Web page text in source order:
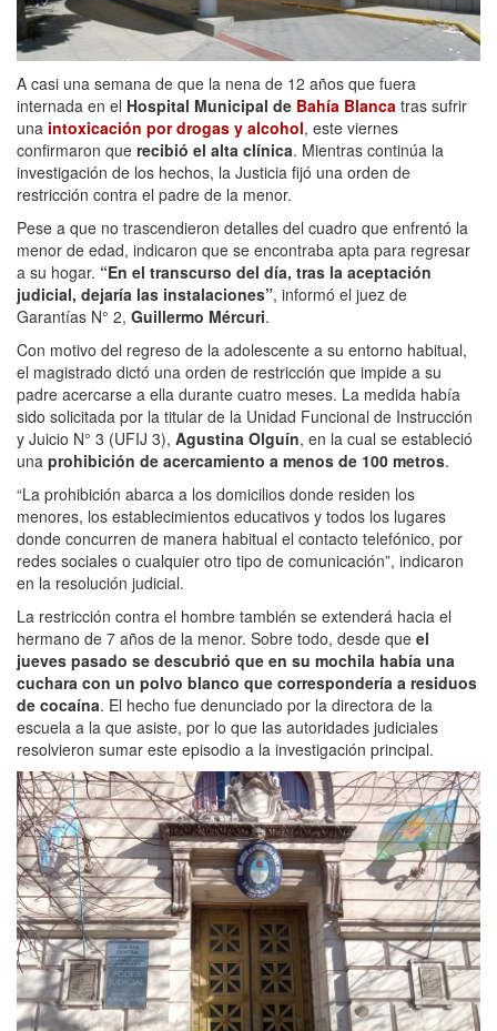
A casi una semana de que la nena de 12 años que fuera
internada en el Hospital Municipal de Bahía Blanca tras sufrir
una intoxicación por drogas y alcohol, este viernes
confirmaron que recibió el alta clínica. Mientras continúa la
investigación de los hechos, la Justicia fijó una orden de
restricción contra el padre de la menor.
Pese a que no trascendieron detalles del cuadro que enfrentó la
menor de edad, indicaron que se encontraba apta para regresar
a su hogar. “En el transcurso del día, tras la aceptación
judicial, dejaría las instalaciones”, informó el juez de
Garantías N° 2, Guillermo Mércuri.
Con motivo del regreso de la adolescente a su entorno habitual,
el magistrado dictó una orden de restricción que impide a su
padre acercarse a ella durante cuatro meses. La medida había
sido solicitada por la titular de la Unidad Funcional de Instrucción
y Juicio N° 3 (UFIJ 3), Agustina Olguín, en la cual se estableció
una prohibición de acercamiento a menos de 100 metros.
“La prohibición abarca a los domicilios donde residen los
menores, los establecimientos educativos y todos los lugares
donde concurren de manera habitual el contacto telefónico, por
redes sociales o cualquier otro tipo de comunicación”, indicaron
en la resolución judicial.
La restricción contra el hombre también se extenderá hacia el
hermano de 7 años de la menor. Sobre todo, desde que el
jueves pasado se descubrió que en su mochila había una
cuchara con un polvo blanco que correspondería a residuos
de cocaína. El hecho fue denunciado por la directora de la
escuela a la que asiste, por lo que las autoridades judiciales
resolvieron sumar este episodio a la investigación principal.